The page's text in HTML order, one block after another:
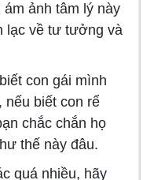
ảnh tâm lý này
lạc về tư tưởng và
con gái mình
nếu biết con rể
chắc chắn họ
thế này đâu.
quá nhiều, hãy